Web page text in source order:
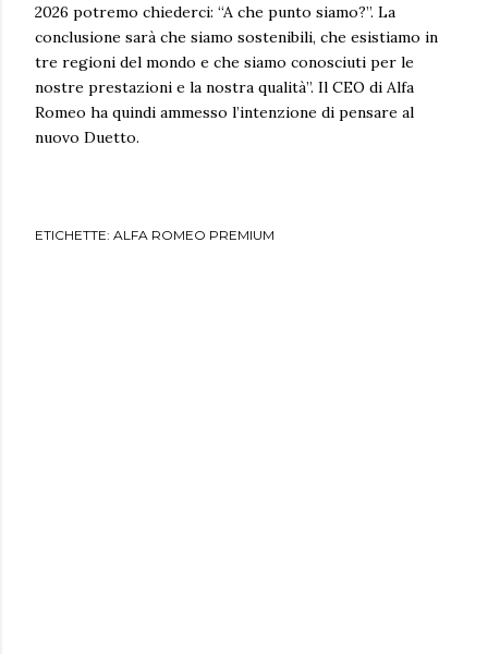
2026 potremo chiederci: “A che punto siamo?”. La
conclusione sarà che siamo sostenibili, che esistiamo in
tre regioni del mondo e che siamo conosciuti per le
nostre prestazioni e la nostra qualità”. Il CEO di Alfa
Romeo ha quindi ammesso l’intenzione di pensare al
nuovo Duetto.
ETICHETTE: ALFA ROMEO PREMIUM